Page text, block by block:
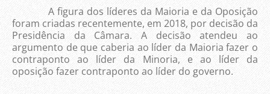
A figura dos líderes da Maioria e da Oposição
foram criadas recentemente, em 2018, por decisão da
Presidência da Câmara. A decisão atendeu ao
argumento de que caberia ao líder da Maioria fazer o
contraponto ao líder da Minoria, e ao líder da
oposição fazer contraponto ao líder do governo.